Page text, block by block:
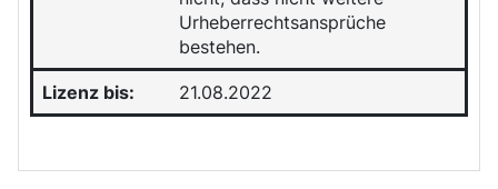
Urheberrechtsansprüche
bestehen.
Lizenz bis: 21.08.2022